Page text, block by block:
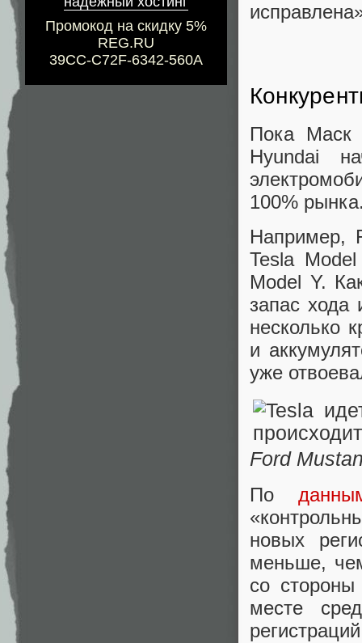
Промокод на скидку 5%
REG.RU
39CC-C72F-6342-560A
Пока Маск
Hyundai
100%
Например,
Tesla
Model Y.
запас хода
несколько
и
уже
Ford
По
новых
меньше,
со
месте